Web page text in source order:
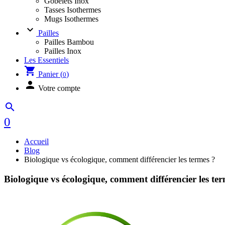
Tasses Isothermes
Mugs Isothermes
keyboard_arrow_down Pailles
Pailles Bambou
Pailles Inox
Les Essentiels
shopping_cart Panier (0)
person Votre compte
search
0
Accueil
Blog
Biologique vs écologique, comment différencier les termes ?
Biologique vs écologique, comment différencier les